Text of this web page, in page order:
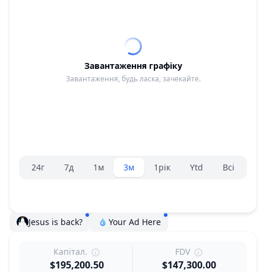
Завантаження графіку
Завантаження, будь ласка, зачекайте.
Вибір діапазону.
24г 7д 1м 3м 1рік Ytd Всі
Jesus is back? Your Ad Here
Капітал.
$195,200.50
FDV
$147,300.00